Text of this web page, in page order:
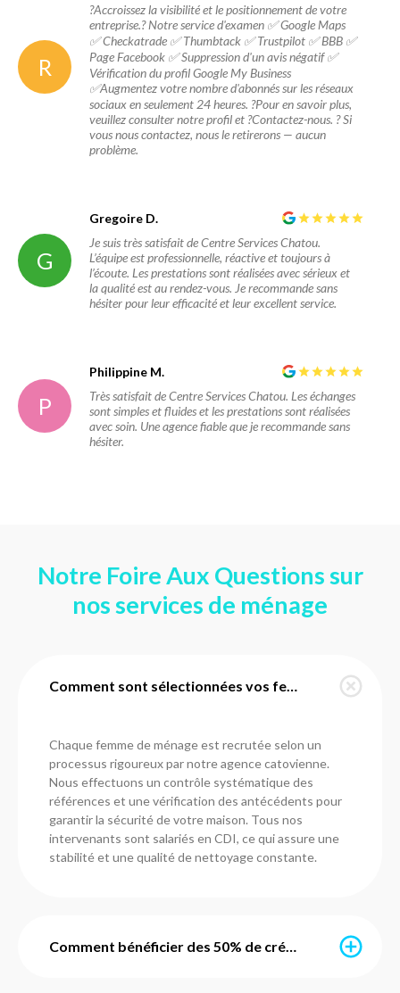
R
?Accroissez la visibilité et le positionnement de votre
entreprise.? Notre service d'examen ✅ Google Maps
✅ Checkatrade ✅ Thumbtack ✅ Trustpilot ✅ BBB ✅
Page Facebook ✅ Suppression d'un avis négatif ✅
Vérification du profil Google My Business
✅Augmentez votre nombre d'abonnés sur les réseaux
sociaux en seulement 24 heures. ?Pour en savoir plus,
veuillez consulter notre profil et ?Contactez-nous. ? Si
vous nous contactez, nous le retirerons — aucun
problème.
G
Gregoire D.
Je suis très satisfait de Centre Services Chatou.
L’équipe est professionnelle, réactive et toujours à
l’écoute. Les prestations sont réalisées avec sérieux et
la qualité est au rendez-vous. Je recommande sans
hésiter pour leur efficacité et leur excellent service.
P
Philippine M.
Très satisfait de Centre Services Chatou. Les échanges
sont simples et fluides et les prestations sont réalisées
avec soin. Une agence fiable que je recommande sans
hésiter.
Notre Foire Aux Questions sur
nos services de ménage
Comment sont sélectionnées vos femmes de ménage à Chatou ?
Chaque femme de ménage est recrutée selon un
processus rigoureux par notre agence catovienne.
Nous effectuons un contrôle systématique des
références et une vérification des antécédents pour
garantir la sécurité de votre maison. Tous nos
intervenants sont salariés en CDI, ce qui assure une
stabilité et une qualité de nettoyage constante.
Comment bénéficier des 50% de crédit d'impôt immédiat ?